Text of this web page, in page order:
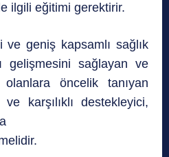
ilgili eğitimi gerektirir.
geniş kapsamlı sağlık
gelişmesini sağlayan ve
öncelik tanıyan
karşılıklı destekleyici,